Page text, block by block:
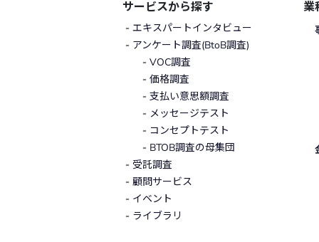
サービスから探す
エキスパートインタビュー
アンケート調査(BtoB調査)
VOC調査
価格調査
支払い意思額調査
メッセージテスト
コンセプトテスト
BTOB調査の母集団
受託調査
顧問サービス
イベント
ライブラリ
業